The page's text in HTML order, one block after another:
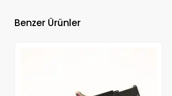
Benzer Ürünler